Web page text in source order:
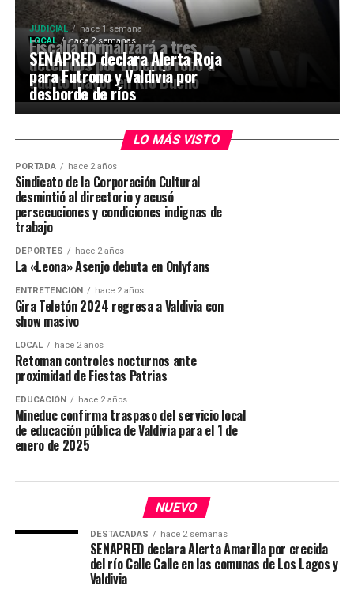
JUDICIAL hace 1 semana
Fiscalía formalizará a tres
detenidos por violento robo a
adulto mayor en Río Bueno
LOCAL hace 2 semanas
SENAPRED declara Alerta Roja
para Futrono y Valdivia por
desborde de ríos
LO MÁS VISTO
PORTADA hace 2 años
Sindicato de la Corporación Cultural
desmintió al directorio y acusó
persecuciones y condiciones indignas de
trabajo
DEPORTES hace 2 años
La «Leona» Asenjo debuta en Onlyfans
ENTRETENCIÓN hace 2 años
Gira Teletón 2024 regresa a Valdivia con
show masivo
LOCAL hace 2 años
Retoman controles nocturnos ante
proximidad de Fiestas Patrias
EDUCACIÓN hace 2 años
Mineduc confirma traspaso del servicio local
de educación pública de Valdivia para el 1 de
enero de 2025
NUEVO
DESTACADAS hace 2 semanas
SENAPRED declara Alerta Amarilla por crecida
del río Calle Calle en las comunas de Los Lagos y
Valdivia